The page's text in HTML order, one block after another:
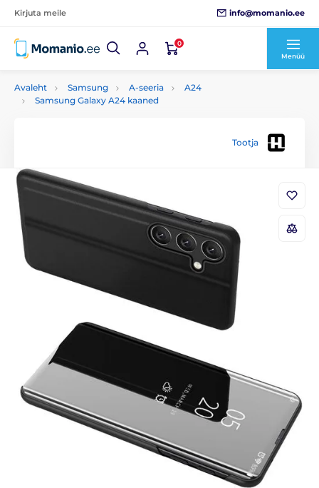
Kirjuta meile info@momanio.ee
0
Menüü
Avaleht Samsung A-seeria
A24
Samsung Galaxy A24 kaaned
Tootja